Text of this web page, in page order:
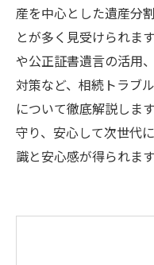
産を中心とした遺産分
とが多く見受けられま
や公正証書遺言の活用
対策など、相続トラブ
について徹底解説しま
守り、安心して次世代
識と安心感が得られます